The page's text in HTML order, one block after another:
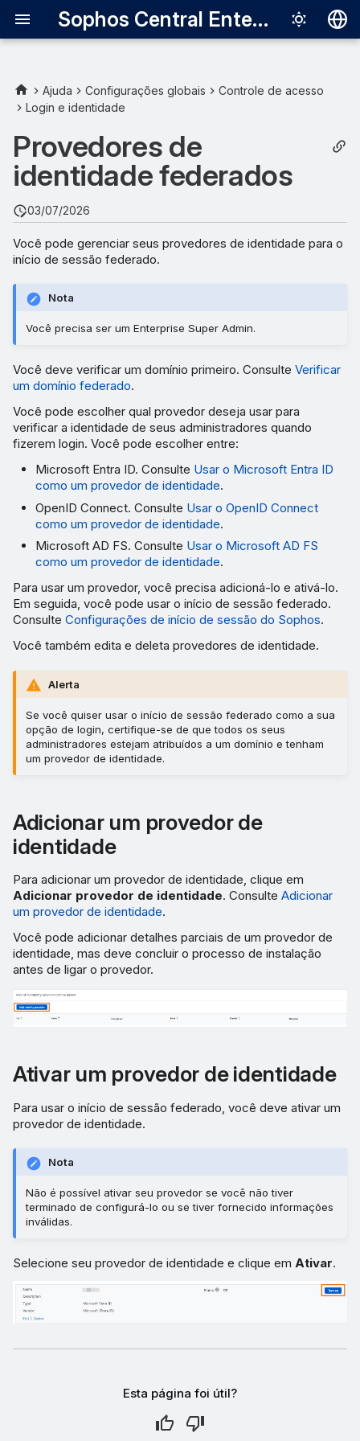
Sophos Central Enterprise
English
Italiano
Adicionar um provedor de
Ativar um provedor de
identidade
Ajuda Configurações globais
Controle de acesso
Login e identidade
Provedores de
identidade federados
03/07/2026
Você pode gerenciar seus provedores de identidade para o
início de sessão federado.
Nota
Você precisa ser um Enterprise Super Admin.
Você deve verificar um domínio primeiro. Consulte Verificar
um domínio federado.
Você pode escolher qual provedor deseja usar para
verificar a identidade de seus administradores quando
fizerem login. Você pode escolher entre:
Microsoft Entra ID. Consulte Usar o Microsoft Entra ID
como um provedor de identidade.
OpenID Connect. Consulte Usar o OpenID Connect
como um provedor de identidade.
Microsoft AD FS. Consulte Usar o Microsoft AD FS
como um provedor de identidade.
Para usar um provedor, você precisa adicioná-lo e ativá-lo.
Em seguida, você pode usar o início de sessão federado.
Consulte Configurações de início de sessão do Sophos.
Você também edita e deleta provedores de identidade.
Alerta
Se você quiser usar o início de sessão federado como a sua
opção de login, certifique-se de que todos os seus
administradores estejam atribuídos a um domínio e tenham
um provedor de identidade.
Adicionar um provedor de
identidade
Para adicionar um provedor de identidade, clique em
Adicionar provedor de identidade. Consulte Adicionar
um provedor de identidade.
Você pode adicionar detalhes parciais de um provedor de
identidade, mas deve concluir o processo de instalação
antes de ligar o provedor.
Ativar um provedor de identidade
Para usar o início de sessão federado, você deve ativar um
provedor de identidade.
Nota
Não é possível ativar seu provedor se você não tiver
terminado de configurá-lo ou se tiver fornecido informações
inválidas.
Selecione seu provedor de identidade e clique em Ativar.
Esta página foi útil?